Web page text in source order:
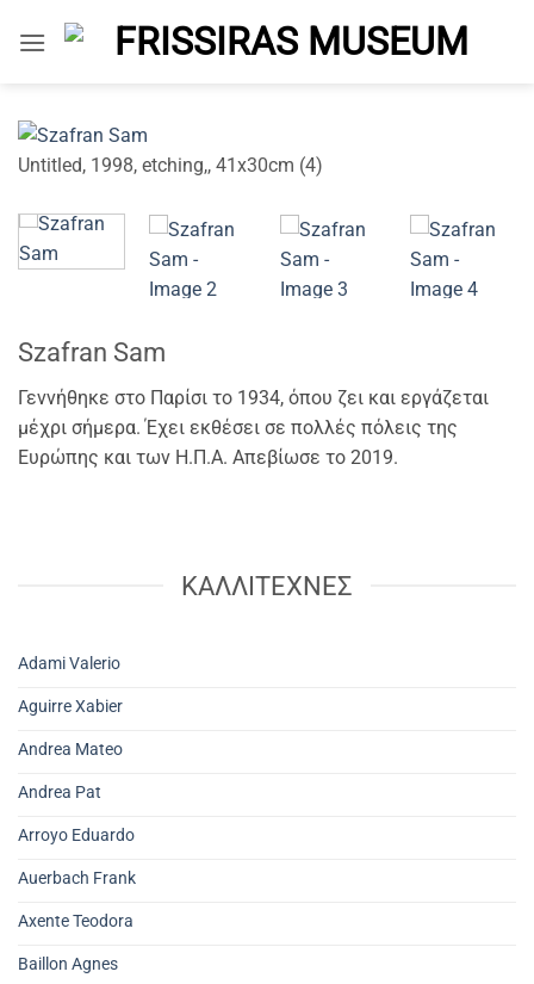
στο
Untitled, 1998, etching,, 41x30cm (4)
Szafran Sam
Γεννήθηκε στο Παρίσι το 1934, όπου ζει και εργάζεται
μέχρι σήμερα. Έχει εκθέσει σε πολλές πόλεις της
Ευρώπης και των Η.Π.Α. Απεβίωσε το 2019.
ΚΑΛΛΙΤΕΧΝΕΣ
Adami Valerio
Aguirre Xabier
Andrea Mateo
Andrea Pat
Arroyo Eduardo
Auerbach Frank
Axente Teodora
Baillon Agnes